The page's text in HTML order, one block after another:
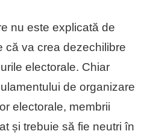
nu este explicată de
că va crea dezechilibre
electorale. Chiar
de organizare
electorale, membrii
și trebuie să fie neutri în